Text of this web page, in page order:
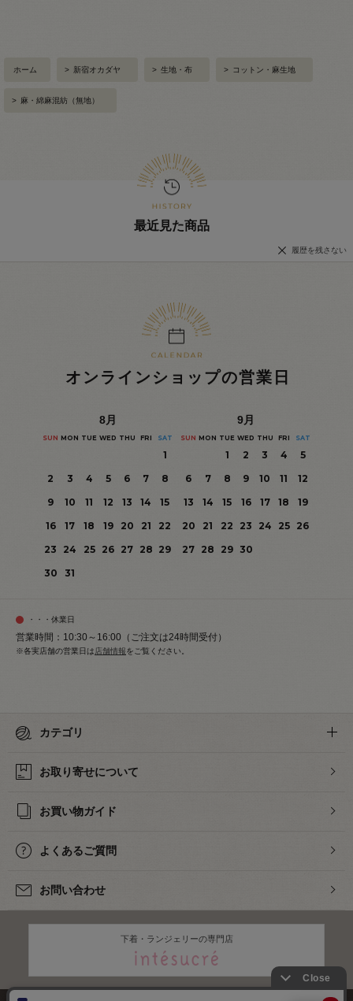
ホーム > 新宿オカダヤ > 生地・布 > コットン・麻生地
> 麻・綿麻混紡（無地）
最近見た商品
履歴を残さない
オンラインショップの営業日
8月
SUN MON TUE WED THU FRI SAT
1
2
3 4 5 6 7
8
9
10 11 12 13 14
15
16
17 18 19 20 21
22
23
24 25 26 27 28 29
30
31
9月
SUN MON TUE WED THU FRI SAT
1 2 3 4
5
6
7 8 9 10 11
12
13
14 15 16 17 18
19
20
21 22 23 24 25
26
27 28 29 30
・・・休業日
営業時間：10:30～16:00（ご注文は24時間受付）
※各実店舗の営業日は 店舗情報をご覧ください。
カテゴリ
お取り寄せについて
お買い物ガイド
よくあるご質問
お問い合わせ
下着・ランジェリーの専門店